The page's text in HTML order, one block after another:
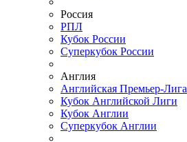
Россия
РПЛ
Кубок России
Суперкубок России
Англия
Английская Премьер-Лига
Кубок Английской Лиги
Кубок Англии
Суперкубок Англии